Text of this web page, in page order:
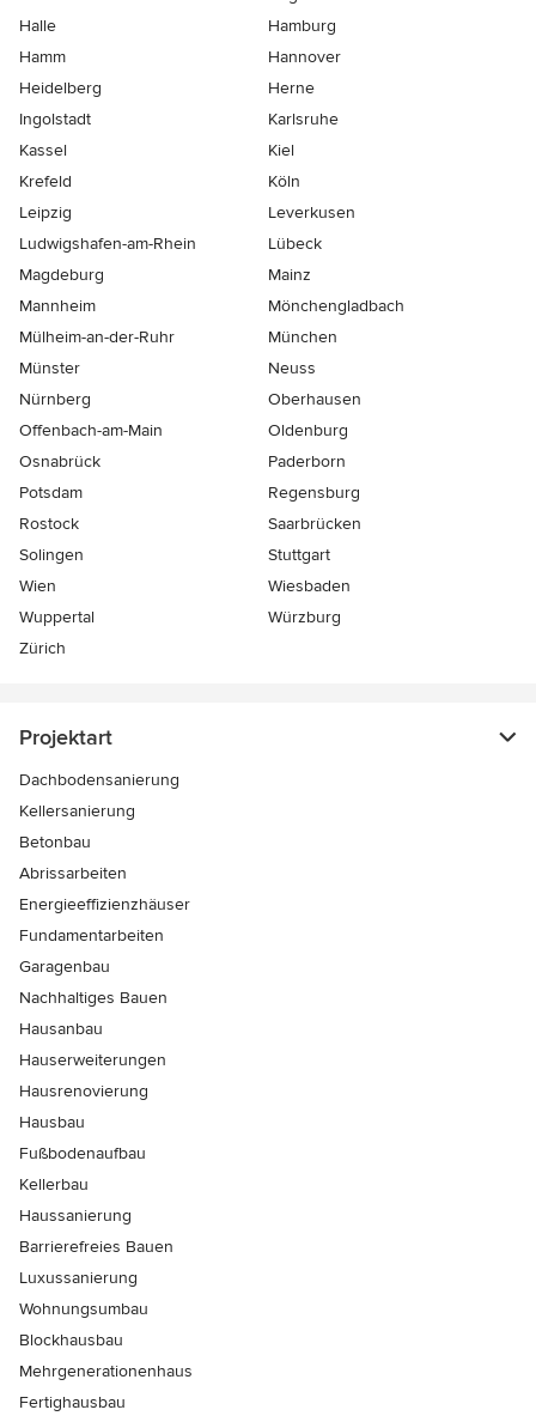
Halle
Hamburg
Hamm
Hannover
Heidelberg
Herne
Ingolstadt
Karlsruhe
Kassel
Kiel
Krefeld
Köln
Leipzig
Leverkusen
Ludwigshafen-am-Rhein
Lübeck
Magdeburg
Mainz
Mannheim
Mönchen­gladbach
Mülheim-an-der-Ruhr
München
Münster
Neuss
Nürnberg
Oberhausen
Offenbach-am-Main
Oldenburg
Osnabrück
Paderborn
Potsdam
Regensburg
Rostock
Saarbrücken
Solingen
Stuttgart
Wien
Wiesbaden
Wuppertal
Würzburg
Zürich
Projektart
Dachbodensanierung
Kellersanierung
Betonbau
Abrissarbeiten
Energieeffizienzhäuser
Fundamentarbeiten
Garagenbau
Nachhaltiges Bauen
Hausanbau
Hauserweiterungen
Hausrenovierung
Hausbau
Fußbodenaufbau
Kellerbau
Haussanierung
Barrierefreies Bauen
Luxussanierung
Wohnungsumbau
Blockhausbau
Mehrgenerationenhaus
Fertighausbau